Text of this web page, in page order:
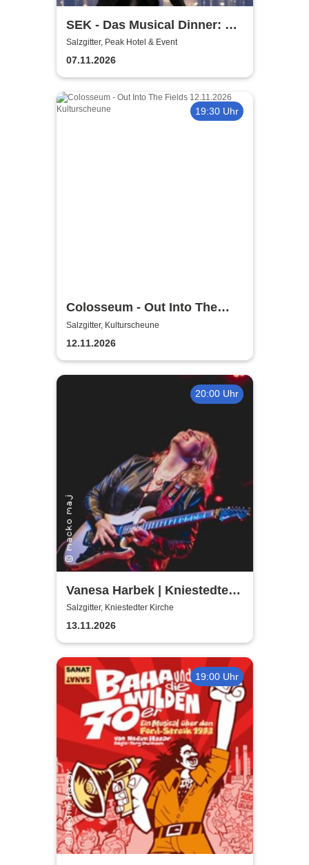
SEK - Das Musical Dinner: A
Broadway Night
Salzgitter, Peak Hotel & Event
07.11.2026
19:30 Uhr
Colosseum - Out Into The
Fields
Salzgitter, Kulturscheune
12.11.2026
20:00 Uhr
Vanesa Harbek | Kniestedter
Kirche
Salzgitter, Kniestedter Kirche
13.11.2026
19:00 Uhr